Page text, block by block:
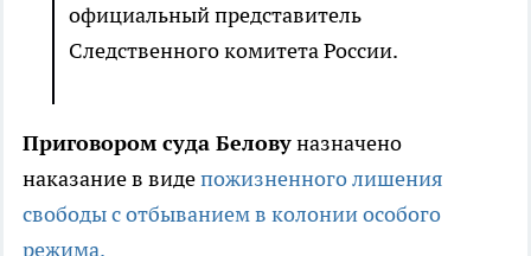
официальный представитель
Следственного комитета России.
Приговором суда Беловуназначено
наказание в видепожизненного лишения
свободы с отбыванием в колонии особого
режима.